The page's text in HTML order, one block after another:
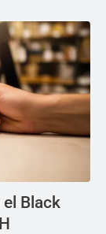
Black